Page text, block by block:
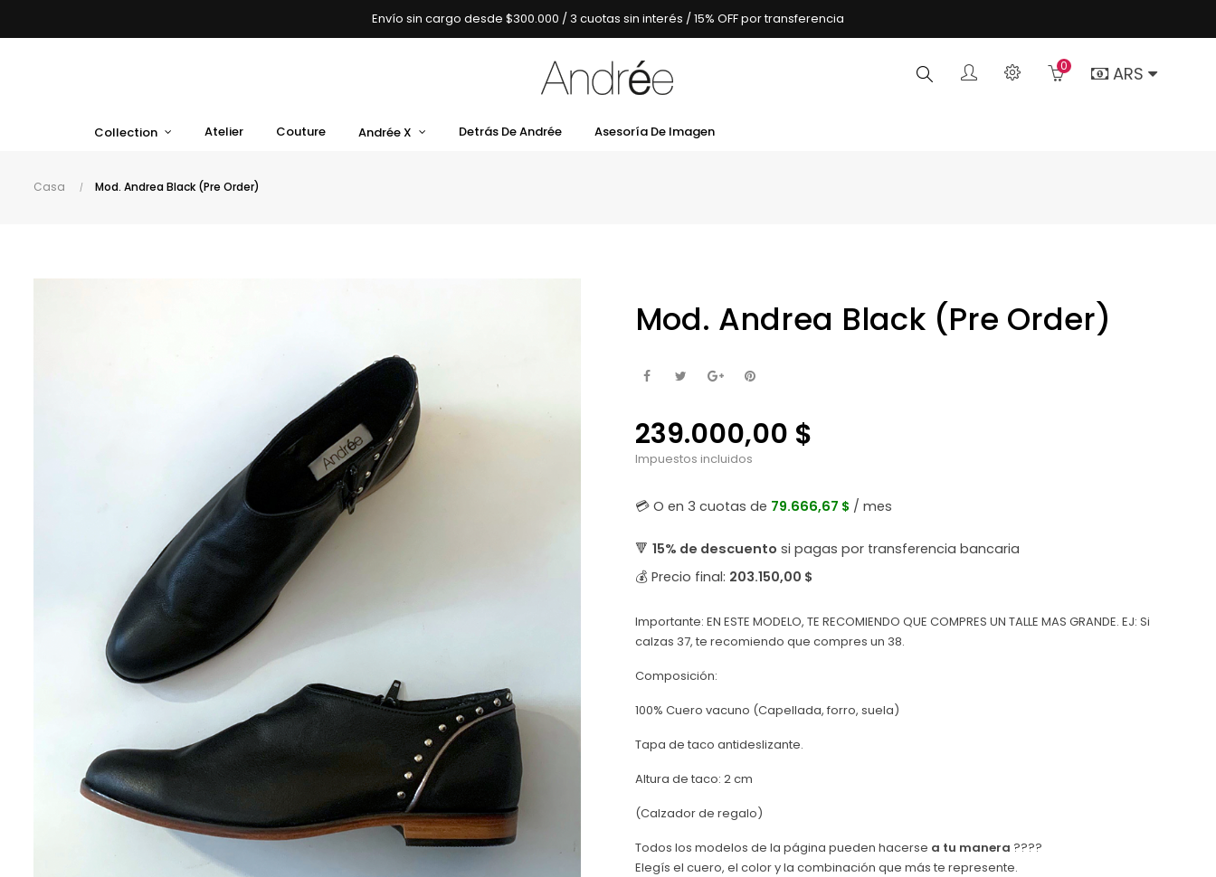
Envío sin cargo desde $300.000 / 3 cuotas sin interés / 15% OFF por transferencia
Collection Atelier Couture Andrée X Detrás De Andrée Asesoría De Imagen
Buscar 0 ARS
Casa Mod. Andrea Black (Pre Order)
Mod. Andrea Black (Pre Order)
239.000,00 $
Impuestos incluidos
💳 O en 3 cuotas de 79.666,67 $ / mes
🔻 15% de descuento si pagas por transferencia bancaria
💰 Precio final: 203.150,00 $
Importante: EN ESTE MODELO, TE RECOMIENDO QUE COMPRES UN TALLE MAS GRANDE. EJ: Si
calzas 37, te recomiendo que compres un 38.
Composición:
100% Cuero vacuno (Capellada, forro, suela)
Tapa de taco antideslizante.
Altura de taco: 2 cm
(Calzador de regalo)
Todos los modelos de la página pueden hacerse a tu manera ????
Elegís el cuero, el color y la combinación que más te represente.